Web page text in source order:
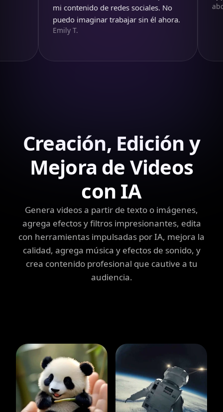
mi contenido de redes sociales. No
puedo imaginar trabajar sin él ahora.
Emily T.
Creación, Edición y
Mejora de Videos
con IA
Genera videos a partir de texto o imágenes,
agrega efectos y filtros impresionantes, edita
con herramientas impulsadas por IA, mejora la
calidad, agrega música y efectos de sonido, y
crea contenido profesional que cautive a tu
audiencia.